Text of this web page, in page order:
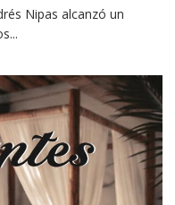
Nipas alcanzó un